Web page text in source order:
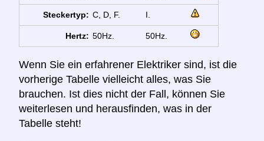
Steckertyp: C, D, F. I.
Hertz: 50Hz. 50Hz.
Wenn Sie ein erfahrener Elektriker sind, ist die
vorherige Tabelle vielleicht alles, was Sie
brauchen. Ist dies nicht der Fall, können Sie
weiterlesen und herausfinden, was in der
Tabelle steht!